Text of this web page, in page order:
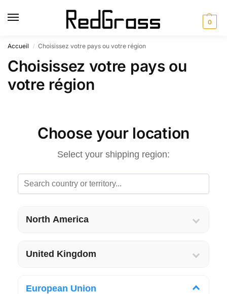
0
Accueil / Choisissez votre pays ou votre région
Choisissez votre pays ou
votre région
Choose your location
Select your shipping region:
North America
United Kingdom
European Union